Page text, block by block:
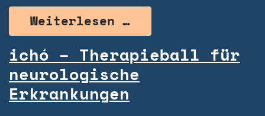
Weiterlesen …from Inmutouch –
ichó – Therapieball für
neurologische
Erkrankungen